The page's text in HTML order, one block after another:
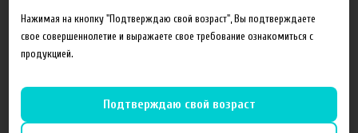
Нажимая на кнопку "Подтверждаю свой возраст", Вы подтверждаете
свое совершеннолетие и выражаете свое требование ознакомиться с
продукцией.
Подтверждаю свой возраст